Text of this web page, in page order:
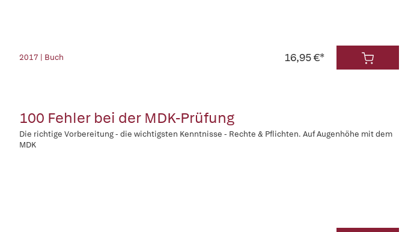
2017 | Buch 16,95 €*
100 Fehler bei der MDK-Prüfung
Die richtige Vorbereitung - die wichtigsten Kenntnisse - Rechte & Pflichten. Auf Augenhöhe mit dem
MDK